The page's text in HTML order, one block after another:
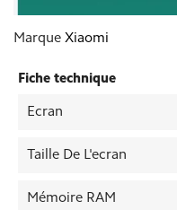
Marque Xiaomi
Fiche technique
Ecran
Taille De L'ecran
Mémoire RAM